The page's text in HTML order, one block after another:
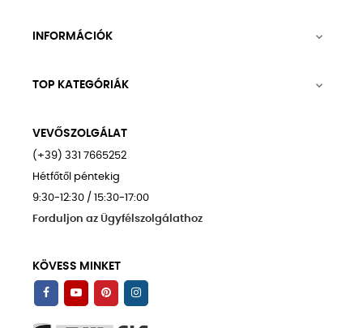
INFORMÁCIÓK 
TOP KATEGÓRIÁK 
VEVŐSZOLGÁLAT
(+39) 331 7665252
Hétfőtől péntekig
9:30-12:30 / 15:30-17:00
Forduljon az Ügyfélszolgálathoz
KÖVESS MINKET